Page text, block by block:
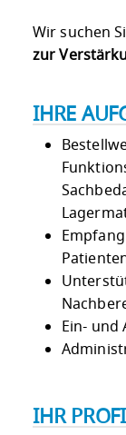
Wir suchen
zur
IHRE
Ein- und
IHR